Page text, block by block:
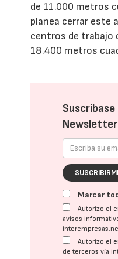
de 11.000 metros
planea cerrar este
centros de trabajo
18.400 metros
Marcar
Autorizo el
avisos
Autorizo el
de terceros vía